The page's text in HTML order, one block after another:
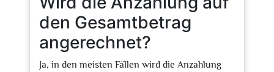
den Gesamtbetrag
angerechnet?
Ja, in den meisten Fällen wird die Anzahlung